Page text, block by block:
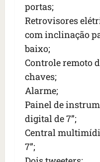
portas;
Retrovisores
com inclinação
baixo;
Controle remoto
chaves;
Alarme;
Painel de
digital de 7”;
Central
7”;